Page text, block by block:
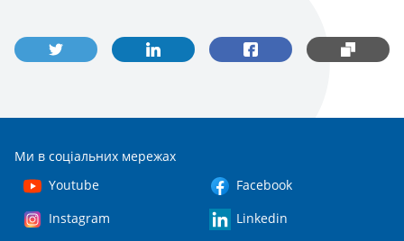
Ми в соціальних мережах
Youtube
Facebook
Instagram
Linkedin